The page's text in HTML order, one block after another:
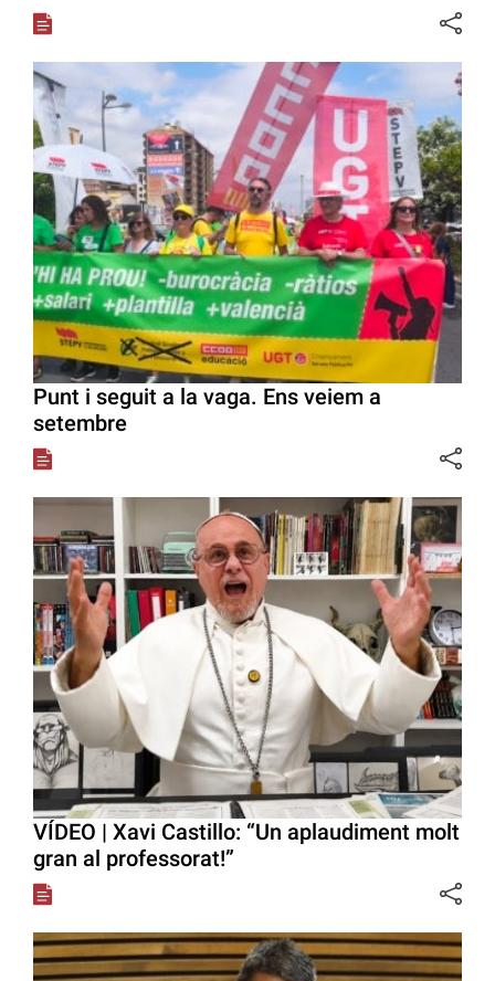
Punt i seguit a la vaga. Ens veiem a
setembre
VÍDEO | Xavi Castillo: “Un aplaudiment molt
gran al professorat!”